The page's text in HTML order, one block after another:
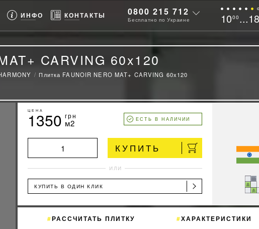
ИНФО КОНТАКТЫ 0800 215 712
Бесплатно по Украине 1000 ...18
CARVING 60x120
Плитка FAUNOIR NERO MAT+ CARVING 60x120
ЦЕНА
1350 грн
м2 ЕСТЬ В НАЛИЧИИ
КУПИТЬ
ИЛИ
КУПИТЬ В ОДИН КЛИК
РАССЧИТАТЬ ПЛИТКУ ХАРАКТЕРИСТИКИ